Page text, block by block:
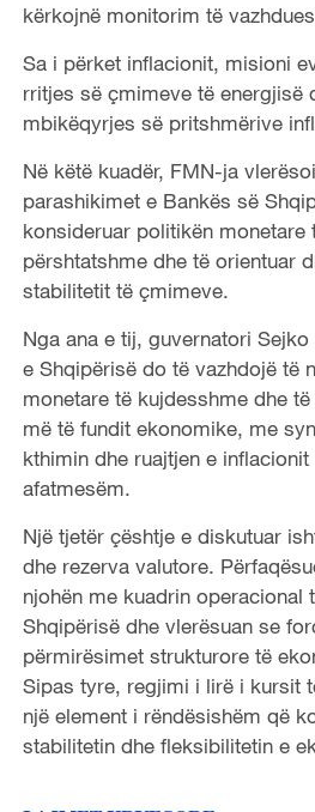
kërkojnë monitorim të
Sa i përket inflacionit, misioni
rritjes së çmimeve të energjisë
mbikëqyrjes së pritshmërive
Në këtë kuadër, FMN-ja
parashikimet e Bankës së
konsideruar politikën monetare
përshtatshme dhe të orientuar
stabilitetit të çmimeve.
Nga ana e tij, guvernatori
e Shqipërisë do të vazhdojë të
monetare të kujdesshme dhe
më të fundit ekonomike, me
kthimin dhe ruajtjen e
afatmesëm.
Një tjetër çështje e diskutuar
dhe rezerva valutore.
njohën me kuadrin operacional
Shqipërisë dhe vlerësuan se
përmirësimet strukturore të
Sipas tyre, regjimi i lirë i kursit
një element i rëndësishëm që
stabilitetin dhe fleksibilitetin e